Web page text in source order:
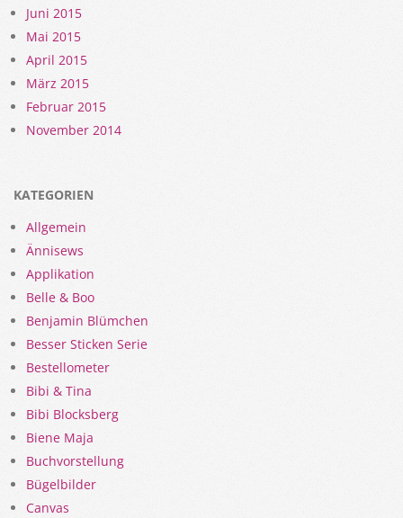
Juni 2015
Mai 2015
April 2015
März 2015
Februar 2015
November 2014
KATEGORIEN
Allgemein
Ännisews
Applikation
Belle & Boo
Benjamin Blümchen
Besser Sticken Serie
Bestellometer
Bibi & Tina
Bibi Blocksberg
Biene Maja
Buchvorstellung
Bügelbilder
Canvas